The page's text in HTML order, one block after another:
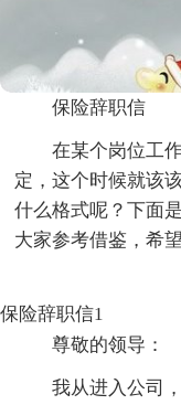
保险辞职信
在某个岗位工
定，这个时候就该
什么格式呢？下面
大家参考借鉴，希
保险辞职信1
尊敬的领导：
我从进入公司